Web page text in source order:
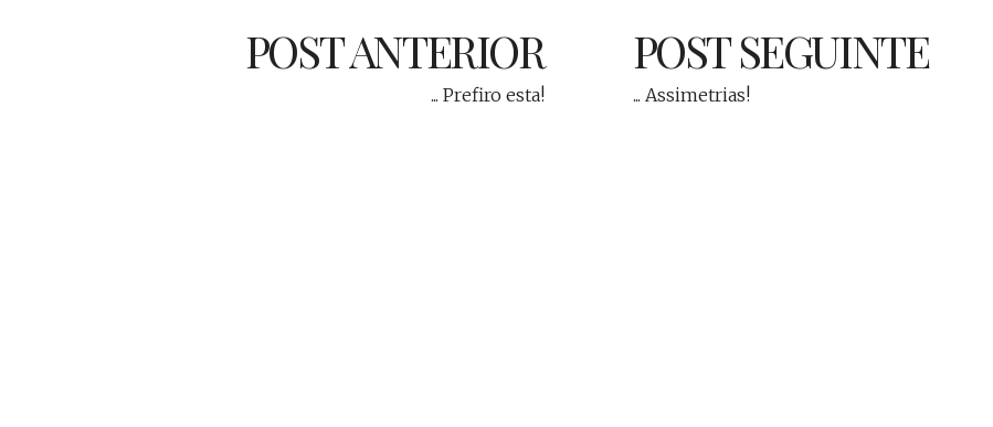
POST ANTERIOR
... Prefiro esta!
POST SEGUINTE
... Assimetrias!